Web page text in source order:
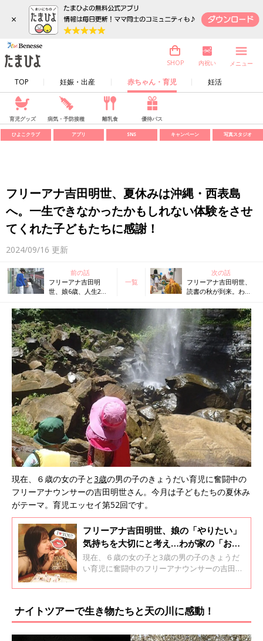
×
TOP 妊娠・出産 赤ちゃん・育児 妊活
SHOP 内祝い メニュー
育児グッズ 病気・予防接種 離乳食 優待パス
ひよこクラブ アプリ SNS キャンペーン 写真スタジオ
フリーアナ吉田明世、夏休みは沖縄・西表島
へ。一生できなかったかもしれない体験をさせ
てくれた子どもたちに感謝！
2024/09/16 更新
前の話
フリーアナ吉田明
世、娘6歳、人生2度
る母のトラウマ…の
巻
一覧
次の話
フリーアナ吉田明世、
読書の秋が到来。わが
れるお楽しみイベント
とは…⁉
現在、６歳の女の子と3歳の男の子のきょうだい育児に奮闘中の
フリーアナウンサーの吉田明世さん。今月は子どもたちの夏休み
がテーマ。育児エッセイ第52回です。
フリーアナ吉田明世、娘の「やりたい」
気持ちを大切にと考え…わが家の「おみ
そ汁づくり」大作戦！
現在、６歳の女の子と3歳の男の子のきょうだ
い育児に奮闘中のフリーアナウンサーの吉田明
50回です。
ナイトツアーで生き物たちと天の川に感動！